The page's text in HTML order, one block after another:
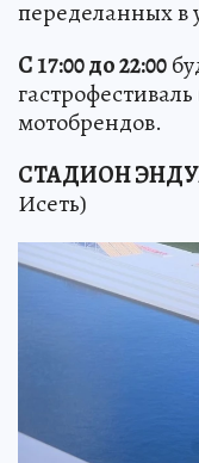
переделанных в
С 17:00 до 22:00
мотобрендов.
СТАДИОН
Исеть)